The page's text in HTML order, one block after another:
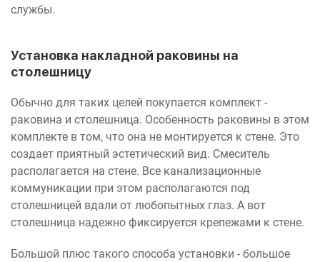
службы.
Установка накладной раковины на
столешницу
Обычно для таких целей покупается комплект -
раковина и столешница. Особенность раковины в этом
комплекте в том, что она не монтируется к стене. Это
создает приятный эстетический вид. Смеситель
располагается на стене. Все канализационные
коммуникации при этом располагаются под
столешницей вдали от любопытных глаз. А вот
столешница надежно фиксируется крепежами к стене.
Большой плюс такого способа установки - большое